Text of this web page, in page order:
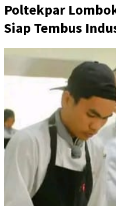
Poltekpar
Siap Tembus